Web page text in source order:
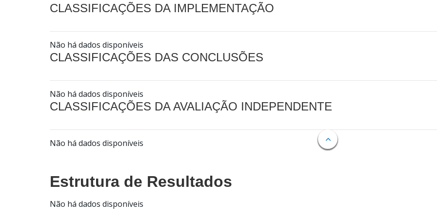
CLASSIFICAÇÕES DA IMPLEMENTAÇÃO
Não há dados disponíveis
CLASSIFICAÇÕES DAS CONCLUSÕES
Não há dados disponíveis
CLASSIFICAÇÕES DA AVALIAÇÃO INDEPENDENTE
Não há dados disponíveis
Estrutura de Resultados
Não há dados disponíveis